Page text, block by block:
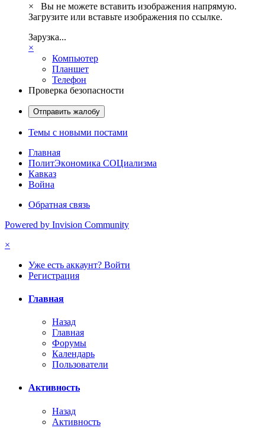
×
Вы не можете вставить изображения напрямую.
Загрузите или вставьте изображения по ссылке.
Зарузка...
×
Компьютер
Планшет
Телефон
Проверка безопасности
Отправить жалобу
Темы с новыми постами
Главная
ПoлитЭкoнoмика СOЦиализма
Кавказ
Война
Обратная связь
Powered by Invision Community
×
Уже есть аккаунт? Войти
Регистрация
Главная
Назад
Главная
Форумы
Календарь
Пользователи
Активность
Назад
Активность